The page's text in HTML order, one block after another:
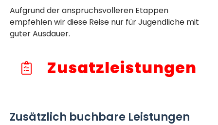
Aufgrund der anspruchsvolleren Etappen
empfehlen wir diese Reise nur für Jugendliche mit
guter Ausdauer.
Zusatzleistungen
Zusätzlich buchbare Leistungen